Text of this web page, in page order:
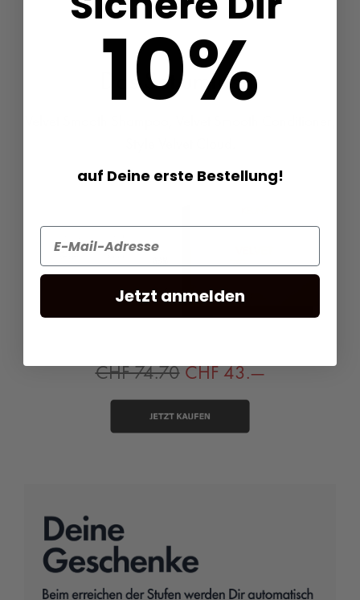
Das Set umfasst:
CHF 74.70CHF 43.—
10%
auf Deine erste Bestellung!
Jetzt anmelden